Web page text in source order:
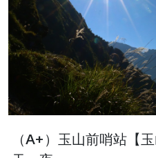
（A+）玉山前哨站【